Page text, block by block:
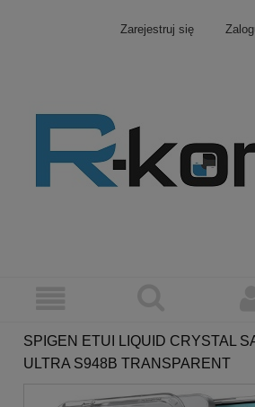
Zarejestruj się
SPIGEN ETUI LIQUID CRYSTAL
ULTRA S948B TRANSPARENT